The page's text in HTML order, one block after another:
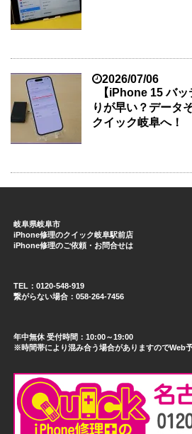
2026/07/06
【iPhone 15 バ
りが早い？データ
クイック岐阜へ！
岐阜県岐阜市
iPhone修理のクイック岐阜駅前店
iPhone修理のご依頼・お問合せは
TEL：0120-548-919
繋がらない場合：058-264-7456
年中無休 受付時間：10:00～19:00
※時間帯により混み合う場合がありますのでWeb